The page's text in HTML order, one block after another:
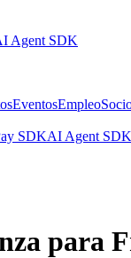
Agent SDK
EventosEmpleo
SDKAI Agent SDK
para